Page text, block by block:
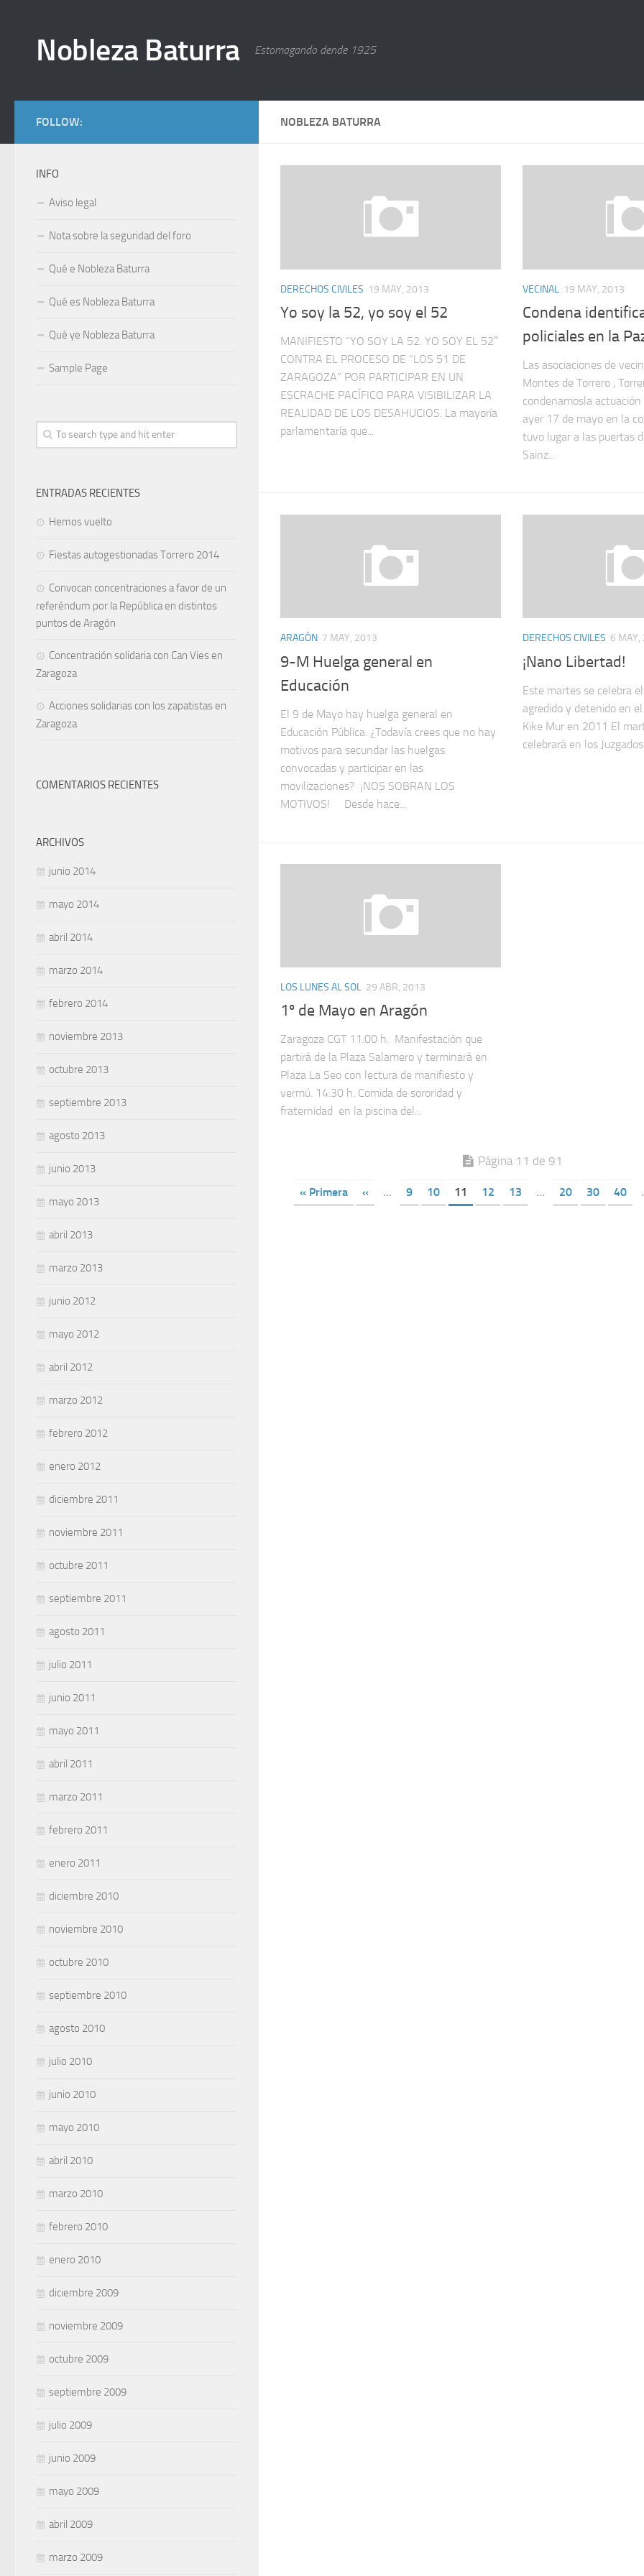
Nobleza Baturra Estomagando dende 1925
NOBLEZA BATURRA
DERECHOS CIVILES 19 MAY, 2013
Yo soy la 52, yo soy el 52
MANIFIESTO “YO SOY LA 52. YO SOY EL 52″
CONTRA EL PROCESO DE “LOS 51 DE
ZARAGOZA” POR PARTICIPAR EN UN
ESCRACHE PACÍFICO PARA VISIBILIZAR LA
REALIDAD DE LOS DESAHUCIOS. La mayoría
parlamentaría que...
VECINAL 19 MAY, 2013
Condena
policiales en la
Las asociaciones de
Montes de Torrero ,
condenamosla
ayer 17 de mayo en la
tuvo lugar a las puertas
Sainz...
ARAGÓN 7 MAY, 2013
9-M Huelga general en
Educación
El 9 de Mayo hay huelga general en
Educación Pública. ¿Todavía crees que no hay
motivos para secundar las huelgas
convocadas y participar en las
movilizaciones? ¡NOS SOBRAN LOS
MOTIVOS! Desde hace...
DERECHOS CIVILES 6 MAY,
¡Nano Libertad!
Este martes se celebra
agredido y detenido en
Kike Mur en 2011 El
celebrará en los Juzgados
LOS LUNES AL SOL 29 ABR, 2013
1º de Mayo en Aragón
Zaragoza CGT 11:00 h. Manifestación que
partirá de la Plaza Salamero y terminará en
Plaza La Seo con lectura de manifiesto y
vermú. 14:30 h. Comida de sororidad y
fraternidad en la piscina del...
Página 11 de 91
« Primera « ... 9 10 11 12 13 ... 20 30 40
FOLLOW:
INFO
Aviso legal
Nota sobre la seguridad del foro
Qué e Nobleza Baturra
Qué es Nobleza Baturra
Qué ye Nobleza Baturra
Sample Page
ENTRADAS RECIENTES
Hemos vuelto
Fiestas autogestionadas Torrero 2014
Convocan concentraciones a favor de un
referéndum por la República en distintos
puntos de Aragón
Concentración solidaria con Can Vies en
Zaragoza
Acciones solidarias con los zapatistas en
Zaragoza
COMENTARIOS RECIENTES
ARCHIVOS
junio 2014
mayo 2014
abril 2014
marzo 2014
febrero 2014
noviembre 2013
octubre 2013
septiembre 2013
agosto 2013
junio 2013
mayo 2013
abril 2013
marzo 2013
junio 2012
mayo 2012
abril 2012
marzo 2012
febrero 2012
enero 2012
diciembre 2011
noviembre 2011
octubre 2011
septiembre 2011
agosto 2011
julio 2011
junio 2011
mayo 2011
abril 2011
marzo 2011
febrero 2011
enero 2011
diciembre 2010
noviembre 2010
octubre 2010
septiembre 2010
agosto 2010
julio 2010
junio 2010
mayo 2010
abril 2010
marzo 2010
febrero 2010
enero 2010
diciembre 2009
noviembre 2009
octubre 2009
septiembre 2009
julio 2009
junio 2009
mayo 2009
abril 2009
marzo 2009